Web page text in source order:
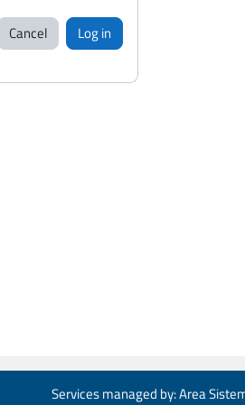
Cancel Log in
Services managed by: Area